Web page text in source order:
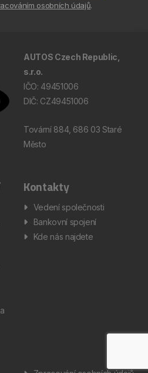
osobních údajů.
AUTOS Czech Republic,
s.r.o.
IČO: 49451006
DIČ: CZ49451006
Tovární 884, 686 03 Staré
Město
Kontakty
Vedení společnosti
Bankovní spojení
Kde nás najdete